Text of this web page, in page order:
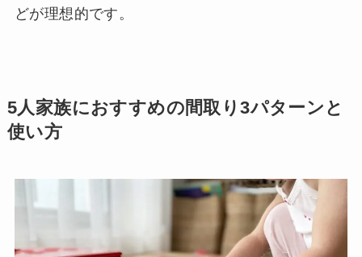
どが理想的です。
5人家族におすすめの間取り3パターンと
使い方